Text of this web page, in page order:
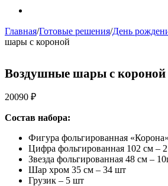
Главная/Готовые решения/День
шары с короной
Воздушные шары с короной
20090 ₽
Состав набора:
Фигура фольгированная
Цифра фольгированная 102 см –
Звезда фольгированная 48 см –
Шар хром 35 см – 34 шт
Грузик – 5 шт